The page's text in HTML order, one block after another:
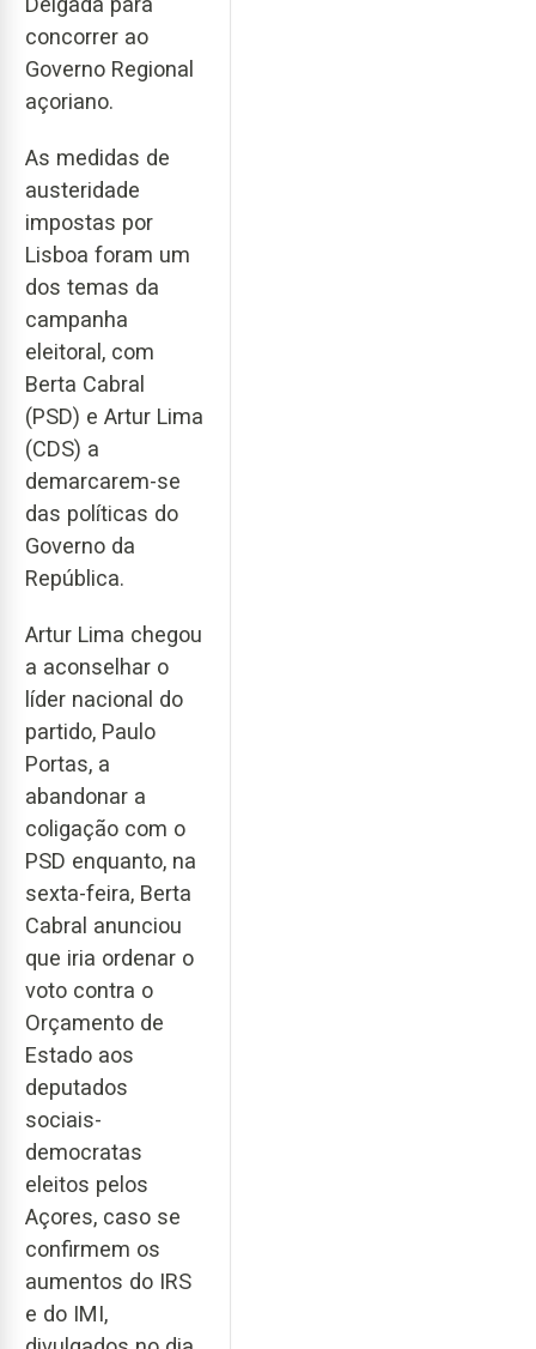
concorrer ao
Governo Regional
açoriano.
As medidas de
austeridade
impostas por
Lisboa foram um
dos temas da
campanha
eleitoral, com
Berta Cabral
(PSD) e Artur Lima
(CDS) a
demarcarem-se
das políticas do
Governo da
República.
Artur Lima chegou
a aconselhar o
líder nacional do
partido, Paulo
Portas, a
abandonar a
coligação com o
PSD enquanto, na
sexta-feira, Berta
Cabral anunciou
que iria ordenar o
voto contra o
Orçamento de
Estado aos
deputados
sociais-
democratas
eleitos pelos
Açores, caso se
confirmem os
aumentos do IRS
e do IMI,